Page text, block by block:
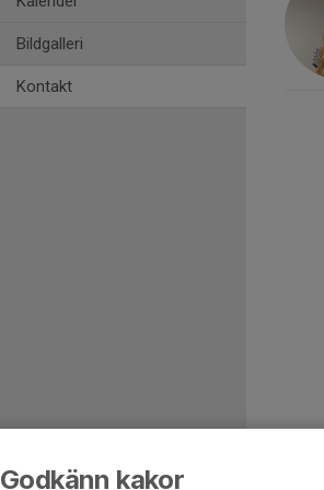
Bildgalleri
Kontakt
Godkänn kakor